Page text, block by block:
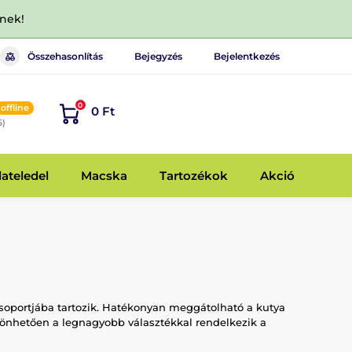
Összehasonlítás Bejegyzés Bejelentkezés
offline
0 0 Ft
Macska Tartozékok Akció
tartozik. Hatékonyan meggátolható a kutya
a legnagyobb választékkal rendelkezik a